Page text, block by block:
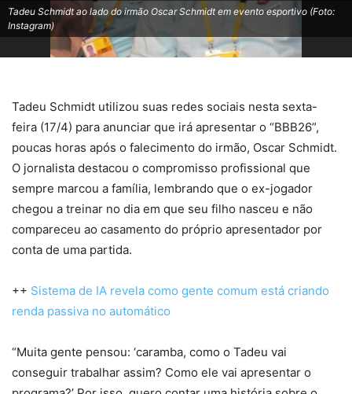
Tadeu Schmidt ao lado do irmão Oscar Schmidt em evento esportivo (Foto:
Instagram)
Tadeu Schmidt utilizou suas redes sociais nesta sexta-
feira (17/4) para anunciar que irá apresentar o “BBB26”,
poucas horas após o falecimento do irmão, Oscar Schmidt.
O jornalista destacou o compromisso profissional que
sempre marcou a família, lembrando que o ex-jogador
chegou a treinar no dia em que seu filho nasceu e não
compareceu ao casamento do próprio apresentador por
conta de uma partida.
++ Sistema de IA revela como gente comum está criando
renda passiva no automático
“Muita gente pensou: ‘caramba, como o Tadeu vai
conseguir trabalhar assim? Como ele vai apresentar o